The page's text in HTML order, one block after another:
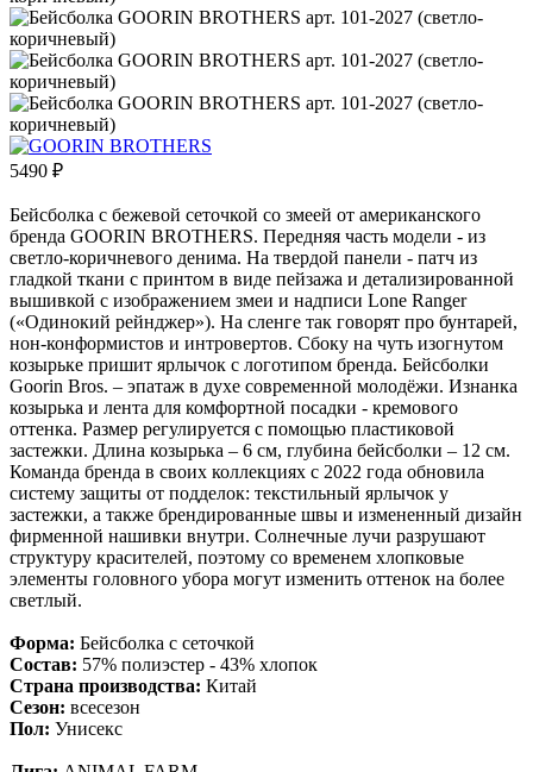
5490 ₽
Бейсболка с бежевой сеточкой со змеей от американского
бренда GOORIN BROTHERS. Передняя часть модели - из
светло-коричневого денима. На твердой панели - патч из
гладкой ткани с принтом в виде пейзажа и детализированной
вышивкой с изображением змеи и надписи Lone Ranger
(«Одинокий рейнджер»). На сленге так говорят про бунтарей,
нон-конформистов и интровертов. Сбоку на чуть изогнутом
козырьке пришит ярлычок с логотипом бренда. Бейсболки
Goorin Bros. – эпатаж в духе современной молодёжи. Изнанка
козырька и лента для комфортной посадки - кремового
оттенка. Размер регулируется с помощью пластиковой
застежки. Длина козырька – 6 см, глубина бейсболки – 12 см.
Команда бренда в своих коллекциях с 2022 года обновила
систему защиты от подделок: текстильный ярлычок у
застежки, а также брендированные швы и измененный дизайн
фирменной нашивки внутри. Солнечные лучи разрушают
структуру красителей, поэтому со временем хлопковые
элементы головного убора могут изменить оттенок на более
светлый.
Форма: Бейсболка с сеточкой
Состав: 57% полиэстер - 43% хлопок
Страна производства: Китай
Сезон: всесезон
Пол: Унисекс